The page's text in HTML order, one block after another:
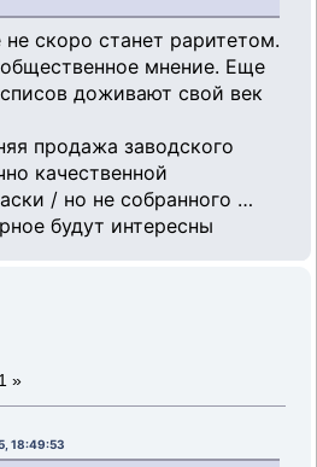
скоро станет раритетом.
мнение. Еще
доживают свой век
продажа заводского
качественной
/ но не собранного …
будут интересны
»
18:49:53